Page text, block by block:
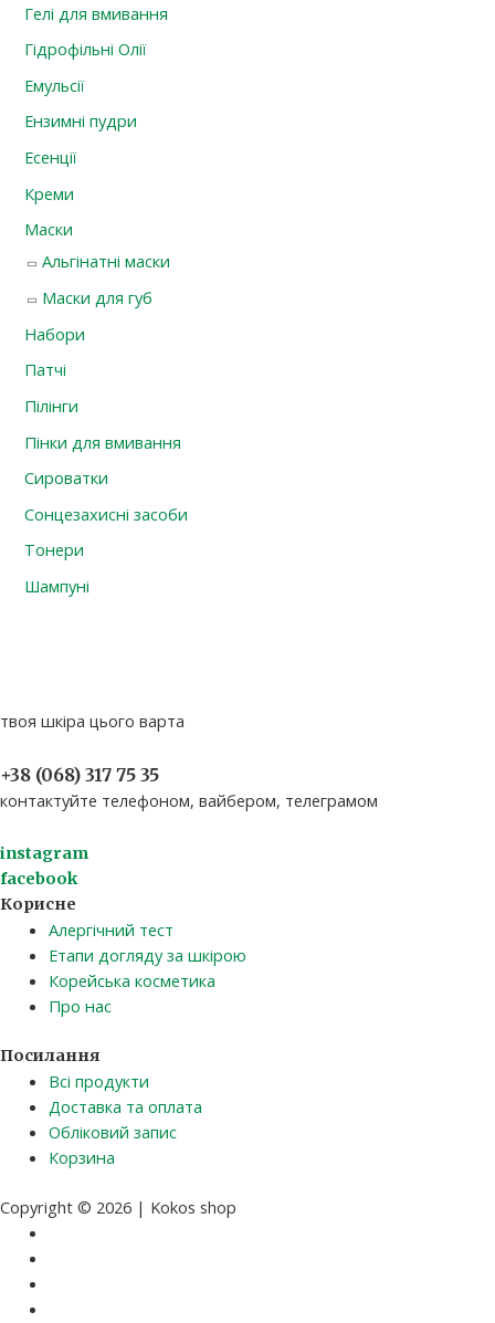
Гелі для вмивання
Гідрофільні Олії
Емульсії
Ензимні пудри
Есенції
Креми
Маски
Альгінатні маски
Маски для губ
Набори
Патчі
Пілінги
Пінки для вмивання
Сироватки
Сонцезахисні засоби
Тонери
Шампуні
твоя шкіра цього варта
+38 (068) 317 75 35​
контактуйте телефоном, вайбером, телеграмом
instagram
facebook
Корисне
Алергічний тест
Етапи догляду за шкірою
Корейська косметика
Про нас
Посилання
Всі продукти
Доставка та оплата
Обліковий запис
Корзина
Copyright © 2026 | Kokos shop